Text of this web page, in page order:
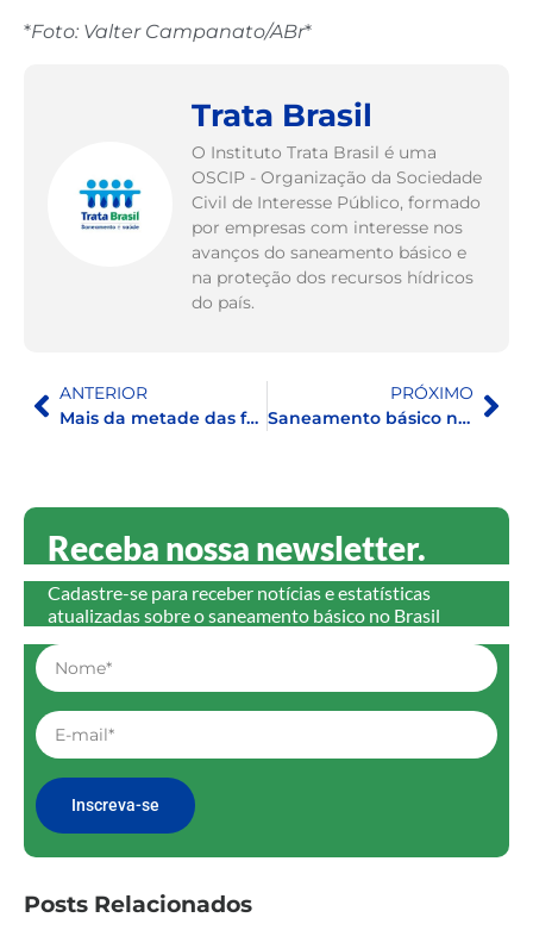
*Foto: Valter Campanato/ABr*
Trata Brasil
O Instituto Trata Brasil é uma
OSCIP - Organização da Sociedade
Civil de Interesse Público, formado
por empresas com interesse nos
avanços do saneamento básico e
na proteção dos recursos hídricos
do país.
ANTERIOR
Mais da metade das famílias abaixo da linha da pobreza não recebe serviços de água e/ou esgoto
PRÓXIMO
Saneamento básico nas cidades dos primeiros medalhistas do Brasil nos Jogos Olímpicos de Tóquio
Receba nossa newsletter.
Cadastre-se para receber notícias e estatísticas
atualizadas sobre o saneamento básico no Brasil
Inscreva-se
Posts Relacionados